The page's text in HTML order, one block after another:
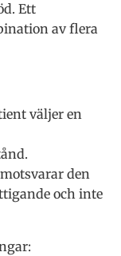
Ett
av flera
väljer en
den
och inte